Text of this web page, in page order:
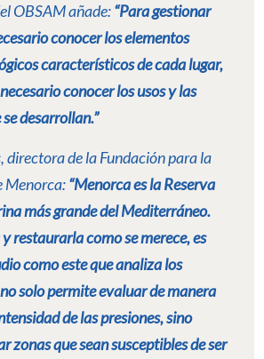
OBSAM añade:“Para gestionar
conocer los elementos
característicos de cada lugar,
conocer los usos y las
desarrollan.”
directora de la Fundación para la
Menorca:“Menorca es la Reserva
más grande del Mediterráneo.
restaurarla como se merece, es
como este que analiza los
solo permite evaluar de manera
de las presiones, sino
zonas que sean susceptibles de ser